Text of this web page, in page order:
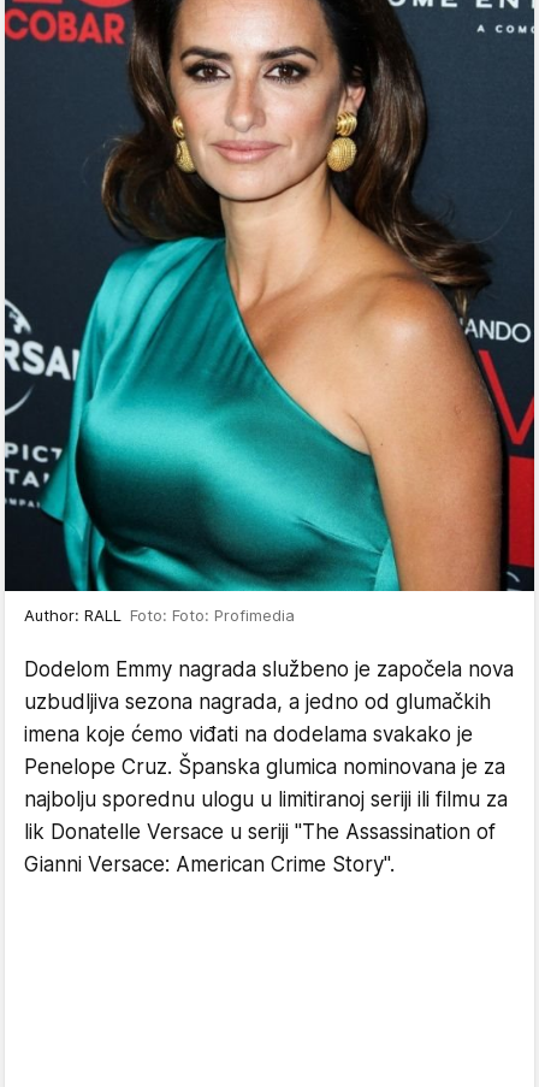
Author: RALL Foto: Foto: Profimedia
Dodelom Emmy nagrada službeno je započela nova
uzbudljiva sezona nagrada, a jedno od glumačkih
imena koje ćemo viđati na dodelama svakako je
Penelope Cruz. Španska glumica nominovana je za
najbolju sporednu ulogu u limitiranoj seriji ili filmu za
lik Donatelle Versace u seriji "The Assassination of
Gianni Versace: American Crime Story".